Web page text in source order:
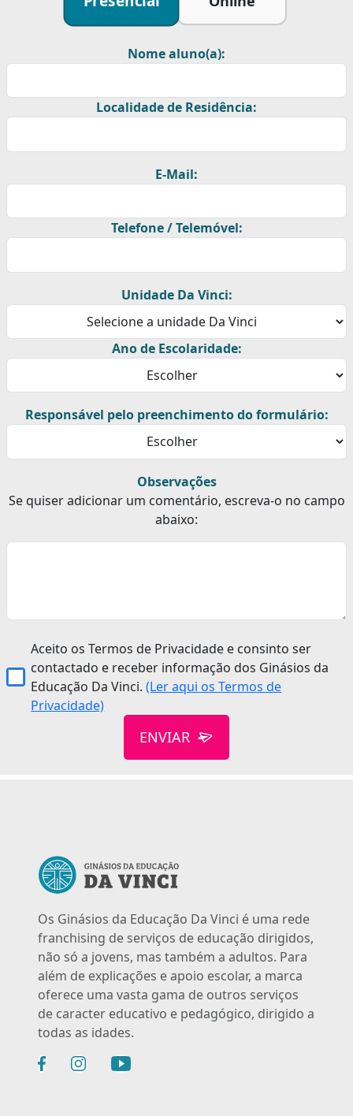
Nome aluno(a):
Localidade de Residência:
E-Mail:
Telefone / Telemóvel:
Unidade Da Vinci:
Ano de Escolaridade:
Responsável pelo preenchimento do formulário:
Observações
Se quiser adicionar um comentário, escreva-o no campo
abaixo:
Aceito os Termos de Privacidade e consinto ser
contactado e receber informação dos Ginásios da
Educação Da Vinci.(Ler aqui os Termos de
Privacidade)
ENVIAR
Os Ginásios da Educação Da Vinci é uma rede
franchising de serviços de educação dirigidos,
não só a jovens, mas também a adultos. Para
além de explicações e apoio escolar, a marca
oferece uma vasta gama de outros serviços
de caracter educativo e pedagógico, dirigido a
todas as idades.